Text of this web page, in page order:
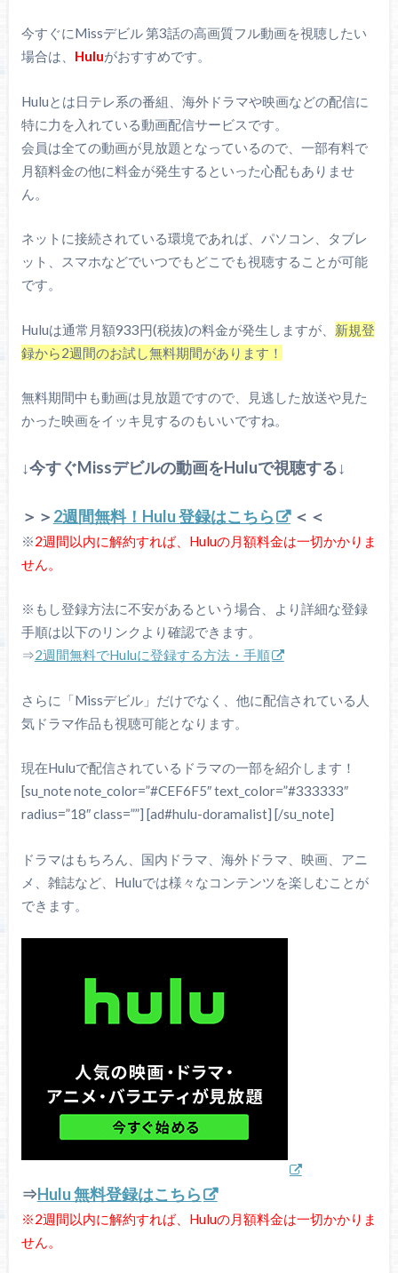
今すぐにMissデビル 第3話の高画質フル動画を視聴したい
場合は、 Huluがおすすめです。
Huluとは日テレ系の番組、海外ドラマや映画などの配信に
特に力を入れている動画配信サービスです。
会員は全ての動画が見放題となっているので、一部有料で
月額料金の他に料金が発生するといった心配もありませ
ん。
ネットに接続されている環境であれば、パソコン、タブレ
ット、スマホなどでいつでもどこでも視聴することが可能
です。
Huluは通常月額933円(税抜)の料金が発生しますが、 新規登
録から2週間のお試し無料期間があります！
無料期間中も動画は見放題ですので、見逃した放送や見た
かった映画をイッキ見するのもいいですね。
↓今すぐMissデビルの動画をHuluで視聴する↓
＞＞ 2週間無料！Hulu 登録はこちら ＜＜
※2週間以内に解約すれば、Huluの月額料金は一切かかりま
せん。
※もし登録方法に不安があるという場合、より詳細な登録
手順は以下のリンクより確認できます。
⇒2週間無料でHuluに登録する方法・手順
さらに「Missデビル」だけでなく、他に配信されている人
気ドラマ作品も視聴可能となります。
現在Huluで配信されているドラマの一部を紹介します！
[su_note note_color=”#CEF6F5″ text_color=”#333333″
radius=”18″ class=””] [ad#hulu-doramalist] [/su_note]
ドラマはもちろん、国内ドラマ、海外ドラマ、映画、アニ
メ、雑誌など、Huluでは様々なコンテンツを楽しむことが
できます。
⇒Hulu 無料登録はこちら
※2週間以内に解約すれば、Huluの月額料金は一切かかりま
せん。